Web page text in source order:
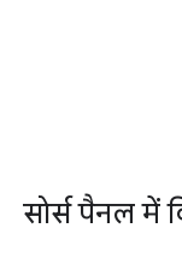
सोर्स पैनल में